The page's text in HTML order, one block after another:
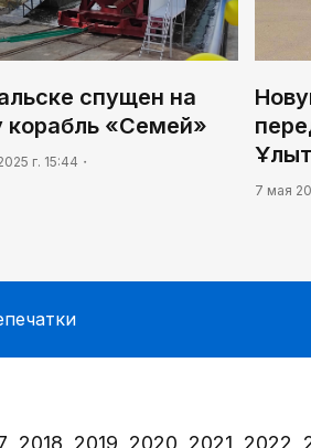
спущен на
корабль «Семей»
г. 15:44
7 мая
2018 2019 2020 2021 2022